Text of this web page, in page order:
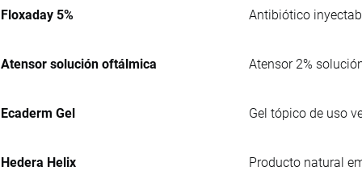
Floxaday 5% Antibiótico
Atensor solución oftálmica Atensor 2%
Ecaderm Gel Gel tópico de uso
Hedera Helix Producto natural